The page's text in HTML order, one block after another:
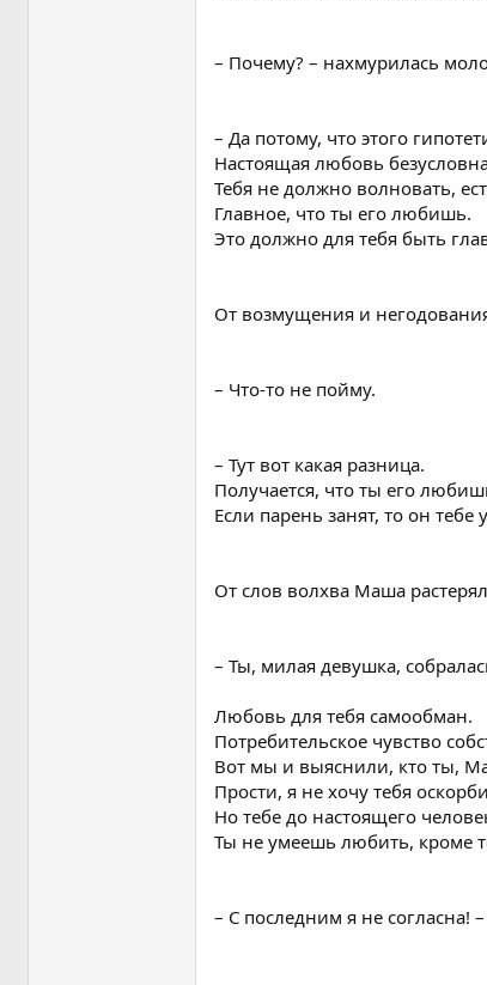
– Почему? – нахмурилась
– Да потому, что этого
Настоящая любовь
Тебя не должно волновать,
Главное, что ты его любишь.
Это должно для тебя быть
От возмущения и
– Что-то не пойму.
– Тут вот какая разница.
Получается, что ты его
Если парень занят, то он тебе
От слов волхва Маша
– Ты, милая девушка,
Любовь для тебя самообман.
Потребительское чувство
Вот мы и выяснили, кто ты,
Прости, я не хочу тебя
Но тебе до настоящего
Ты не умеешь любить, кроме
– С последним я не согласна!